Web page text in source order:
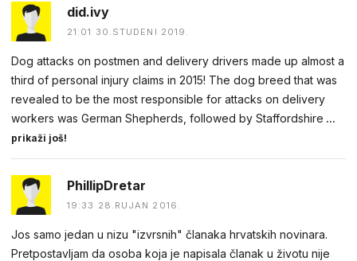
did.ivy
21:01 30.STUDENI 2019.
Dog attacks on postmen and delivery drivers made up almost a
third of personal injury claims in 2015! The dog breed that was
revealed to be the most responsible for attacks on delivery
workers was German Shepherds, followed by Staffordshire ...
prikaži još!
PhillipDretar
19:33 28.RUJAN 2016.
Jos samo jedan u nizu "izvrsnih" članaka hrvatskih novinara.
Pretpostavljam da osoba koja je napisala članak u životu nije